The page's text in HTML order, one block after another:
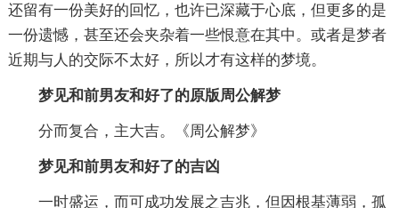
还留有一份美好的回忆，也许已深藏于心底，但更多的是
一份遗憾，甚至还会夹杂着一些恨意在其中。或者是梦者
近期与人的交际不太好，所以才有这样的梦境。
梦见和前男友和好了的原版周公解梦
分而复合，主大吉。《周公解梦》
梦见和前男友和好了的吉凶
一时盛运，而可成功发展之吉兆，但因根基薄弱，孤